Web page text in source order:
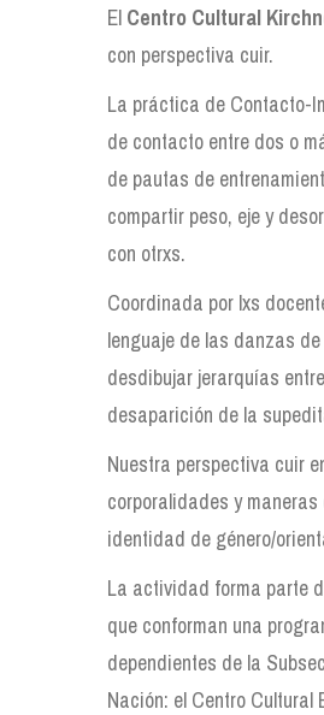
El Centro Cultural
con perspectiva cuir.
La práctica de Contacto-
de contacto entre dos o
de pautas de
compartir peso, eje y
con otrxs.
Coordinada por lxs
lenguaje de las danzas
desdibujar jerarquías
desaparición de la
Nuestra perspectiva cuir
corporalidades y
identidad de género/
La actividad forma parte
que conforman una
dependientes de la
Nación: el Centro Cultural